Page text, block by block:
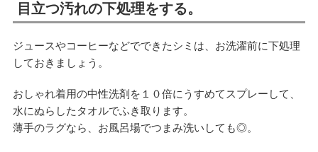
目立つ汚れの下処理をする。
ジュースやコーヒーなどでできたシミは、お洗濯前に下処理
しておきましょう。
おしゃれ着用の中性洗剤を１０倍にうすめてスプレーして、
水にぬらしたタオルでふき取ります。
薄手のラグなら、お風呂場でつまみ洗いしても◎。